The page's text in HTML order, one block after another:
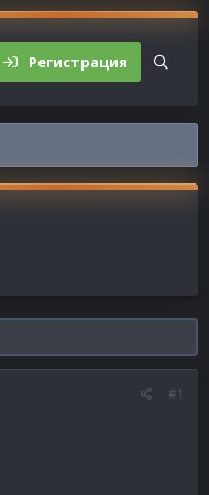
Регистрация
#1